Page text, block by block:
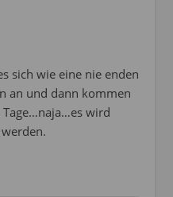
sich wie eine nie enden
an und dann kommen
wird